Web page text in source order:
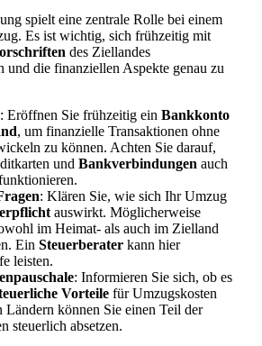
spielt eine zentrale Rolle bei einem
Es ist wichtig, sich frühzeitig mit
des Ziellandes
und die finanziellen Aspekte genau zu
: Eröffnen Sie frühzeitig ein Bankkonto
, um finanzielle Transaktionen ohne
zu können. Achten Sie darauf,
und Bankverbindungen auch
: Klären Sie, wie sich Ihr Umzug
auswirkt. Möglicherweise
im Heimat- als auch im Zielland
Ein Steuerberater kann hier
leisten.
: Informieren Sie sich, ob es
Vorteile für Umzugskosten
Ländern können Sie einen Teil der
steuerlich absetzen.